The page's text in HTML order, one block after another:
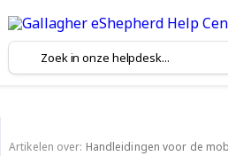
Artikelen over: Handleidingen voor de